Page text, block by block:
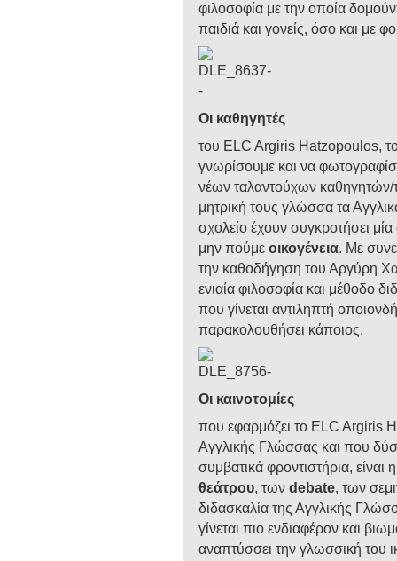
φιλοσοφία με την οποία
παιδιά και γονείς, όσο και με
Οι καθηγητές
του ELC Argiris Hatzopoulos,
γνωρίσουμε και να
νέων ταλαντούχων καθηγητών/
μητρική τους γλώσσα τα
σχολείο έχουν συγκροτήσει
μην πούμε οικογένεια. Με
την καθοδήγηση του Αργύρη
ενιαία φιλοσοφία και μέθοδο
που γίνεται αντιληπτή
παρακολουθήσει κάποιος.
Οι καινοτομίες
που εφαρμόζει το ELC Argiris
Αγγλικής Γλώσσας και που
συμβατικά φροντιστήρια, είναι
θεάτρου, των debate, των
διδασκαλία της Αγγλικής
γίνεται πιο ενδιαφέρον και
αναπτύσσει την γλωσσική του